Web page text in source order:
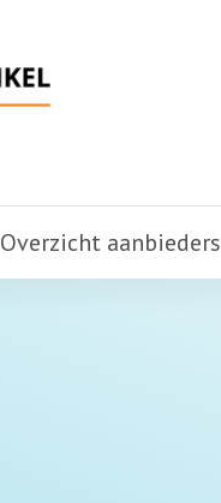
Overzicht aanbieders